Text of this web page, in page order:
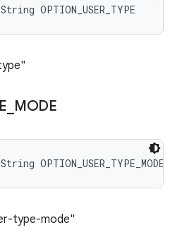
OPTION_USER_TYPE
MODE
OPTION_USER_TYPE_MODE
type-mode"